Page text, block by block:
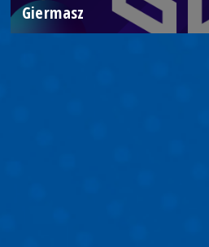
Giermasz